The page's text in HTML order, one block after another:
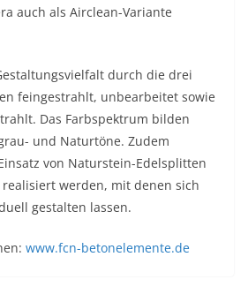
auch als Airclean-Variante
durch die drei
feingestrahlt, unbearbeitet sowie
Das Farbspektrum bilden
und Naturtöne. Zudem
von Naturstein-Edelsplitten
werden, mit denen sich
gestalten lassen.
www.fcn-betonelemente.de